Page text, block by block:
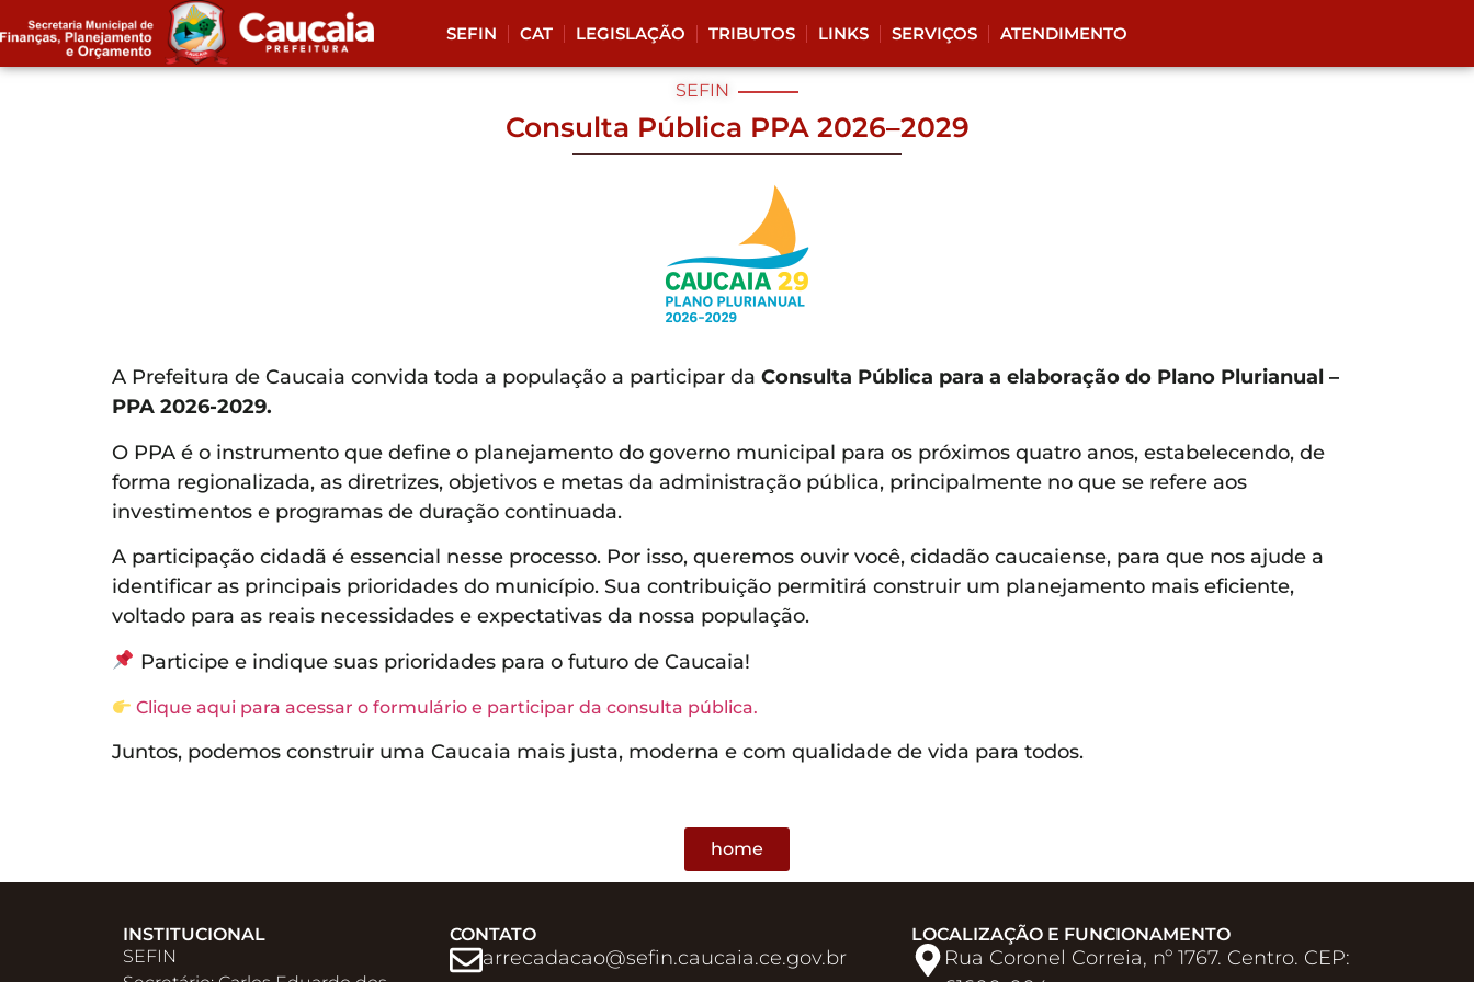
SEFIN CAT LEGISLAÇÃO TRIBUTOS LINKS SERVIÇOS ATENDIMENTO
SEFIN
Consulta Pública PPA 2026–2029
A Prefeitura de Caucaia convida toda a população a participar da Consulta Pública para a elaboração do Plano Plurianual –
PPA 2026-2029.
O PPA é o instrumento que define o planejamento do governo municipal para os próximos quatro anos, estabelecendo, de
forma regionalizada, as diretrizes, objetivos e metas da administração pública, principalmente no que se refere aos
investimentos e programas de duração continuada.
A participação cidadã é essencial nesse processo. Por isso, queremos ouvir você, cidadão caucaiense, para que nos ajude a
identificar as principais prioridades do município. Sua contribuição permitirá construir um planejamento mais eficiente,
voltado para as reais necessidades e expectativas da nossa população.
Participe e indique suas prioridades para o futuro de Caucaia!
Clique aqui para acessar o formulário e participar da consulta pública.
Juntos, podemos construir uma Caucaia mais justa, moderna e com qualidade de vida para todos.
home
INSTITUCIONAL
SEFIN
CONTATO
arrecadacao@sefin.caucaia.ce.gov.br​
LOCALIZAÇÃO E FUNCIONAMENTO
Rua Coronel Correia, nº 1767. Centro. CEP: